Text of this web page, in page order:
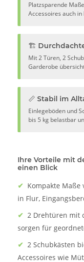
Platzsparende
Accessoires auch
🏗️
Mit 2 Türen, 2
Garderobe
📏 Stabil im
Einlegeböden und
bis 5 kg belastbar
Ihre Vorteile mit
einen Blick
✔ Kompakte Maße
in Flur,
✔ 2 Drehtüren mit
sorgen für
✔ 2 Schubkästen
Accessoires wie